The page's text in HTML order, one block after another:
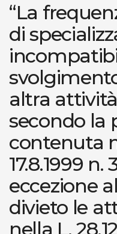
“La
di
altra
secondo la
contenuta
17.8.1999 n.
eccezione
divieto le
nella L.